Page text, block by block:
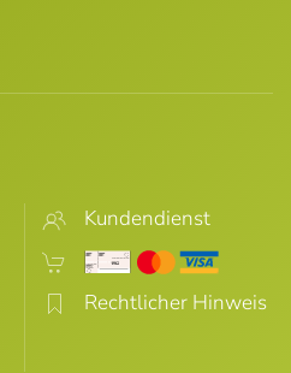
Kundendienst
Rechtlicher Hinweis